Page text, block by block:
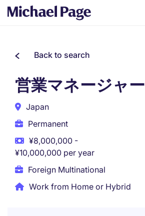
Back to search
営業マネージャー
Japan
Permanent
¥8,000,000 -
¥10,000,000 per year
Foreign Multinational
Work from Home or Hybrid